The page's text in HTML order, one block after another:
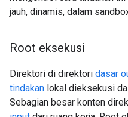
jauh, dinamis, dalam
Root eksekusi
Direktori di direktori dasar
tindakan lokal dieksekusi
Sebagian besar konten